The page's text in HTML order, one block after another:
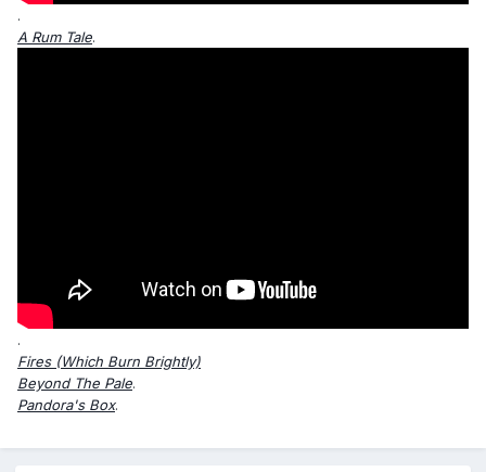
.
A Rum Tale.
.
Fires (Which Burn Brightly)
Beyond The Pale.
Pandora's Box.